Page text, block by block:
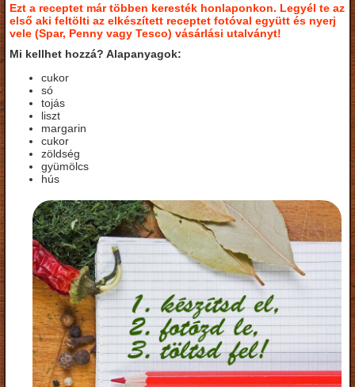
Ezt a receptet már többen keresték honlaponkon. Legyél te az
első aki feltölti az elkészített receptet fotóval együtt és nyerj
vele (Spar, Penny vagy Tesco) vásárlási utalványt!
Mi kellhet hozzá? Alapanyagok:
cukor
só
tojás
liszt
margarin
cukor
zöldség
gyümölcs
hús